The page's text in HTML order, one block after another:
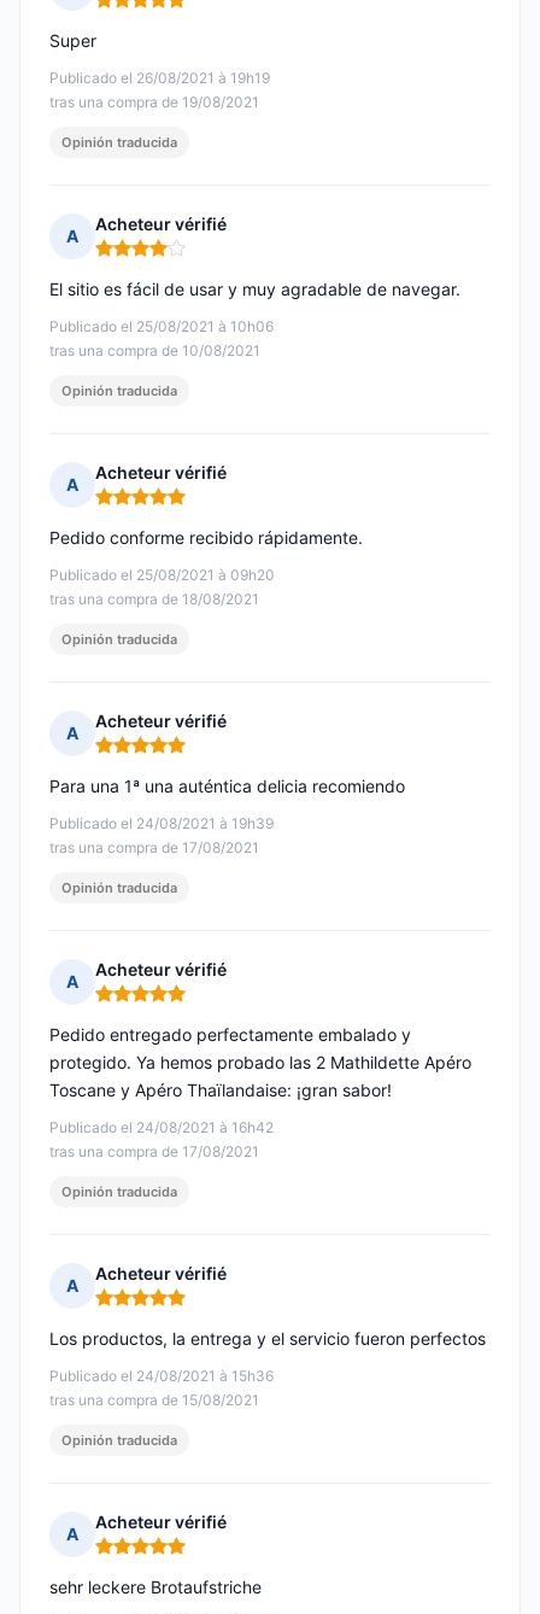
Nota: 5 de 5
Publicado el 26/08/2021 à 19h19
tras una compra de 19/08/2021
Super
Opinión traducida
A
Acheteur vérifié
Nota: 4 de 5
Publicado el 25/08/2021 à 10h06
tras una compra de 10/08/2021
El sitio es fácil de usar y muy agradable de navegar.
Opinión traducida
A
Acheteur vérifié
Nota: 5 de 5
Publicado el 25/08/2021 à 09h20
tras una compra de 18/08/2021
Pedido conforme recibido rápidamente.
Opinión traducida
A
Acheteur vérifié
Nota: 5 de 5
Publicado el 24/08/2021 à 19h39
tras una compra de 17/08/2021
Para una 1ª una auténtica delicia recomiendo
Opinión traducida
A
Acheteur vérifié
Nota: 5 de 5
Publicado el 24/08/2021 à 16h42
tras una compra de 17/08/2021
Pedido entregado perfectamente embalado y
protegido. Ya hemos probado las 2 Mathildette Apéro
Toscane y Apéro Thaïlandaise: ¡gran sabor!
Opinión traducida
A
Acheteur vérifié
Nota: 5 de 5
Publicado el 24/08/2021 à 15h36
tras una compra de 15/08/2021
Los productos, la entrega y el servicio fueron perfectos
Opinión traducida
A
Acheteur vérifié
Nota: 5 de 5
sehr leckere Brotaufstriche